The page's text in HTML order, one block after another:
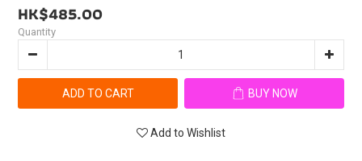
HK$485.00
Quantity
ADD TO CART BUY NOW
Add to Wishlist